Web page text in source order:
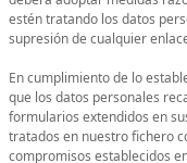
estén tratando los datos
supresión de cualquier
En cumplimiento de lo
que los datos personales
formularios extendidos en
tratados en nuestro fichero
compromisos establecidos